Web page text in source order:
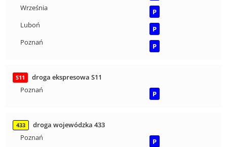
Września
P
Luboń
P
Poznań
P
S11
droga ekspresowa S11
Poznań
P
433
droga wojewódzka 433
Poznań
P